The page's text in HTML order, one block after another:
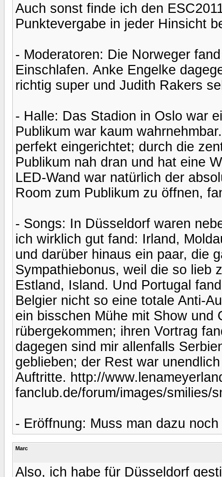
Auch sonst finde ich den
Punktevergabe in jeder Hinsicht
- Moderatoren: Die Norweger
Einschlafen. Anke Engelke
richtig super und Judith Rakers
- Halle: Das Stadion in Oslo war
Publikum war kaum
perfekt eingerichtet; durch die
Publikum nah dran und hat eine
LED-Wand war natürlich der
Room zum Publikum zu öffnen,
- Songs: In Düsseldorf waren
ich wirklich gut fand: Irland,
und darüber hinaus ein paar, die
Sympathiebonus, weil die so lieb
Estland, Island. Und Portugal
Belgier nicht so eine totale Anti-
ein bisschen Mühe mit Show und
rübergekommen; ihren Vortrag
dagegen sind mir allenfalls
geblieben; der Rest war
Auftritte. http://
fanclub.de/forum/images/smilies/
- Eröffnung: Muss man dazu
Marc
Also, ich habe für Düsseldorf